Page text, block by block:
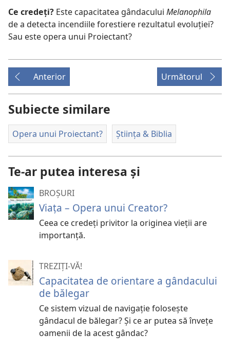
Ce credeţi? Este capacitatea gândacului Melanophila
de a detecta incendiile forestiere rezultatul evoluţiei?
Sau este opera unui Proiectant?
Anterior Următorul
Subiecte similare
Opera unui Proiectant? Știința & Biblia
Te-ar putea interesa și
BROȘURI
Viața – Opera unui Creator?
Ceea ce credeți privitor la originea vieții are
importanță.
TREZIȚI-VĂ!
Capacitatea de orientare a gândacului
de bălegar
Ce sistem vizual de navigaţie foloseşte
gândacul de bălegar? Şi ce ar putea să înveţe
oamenii de la acest gândac?